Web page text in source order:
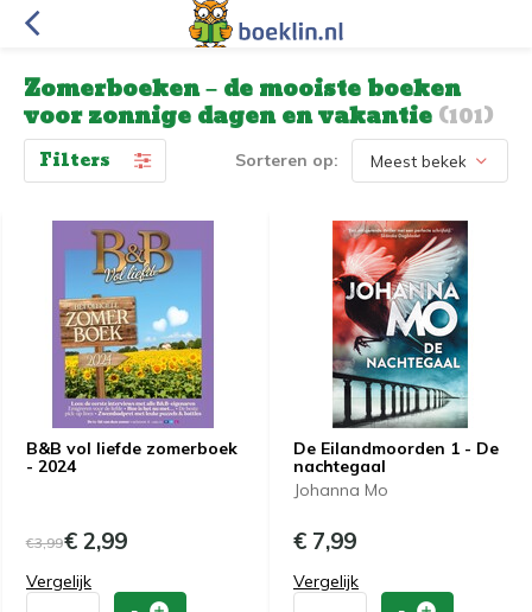
Zomerboeken – de mooiste boeken
voor zonnige dagen en vakantie(101)
Filters Sorteren op:
B&B vol liefde zomerboek
- 2024
€3,99€ 2,99
Vergelijk
De Eilandmoorden 1 - De
nachtegaal
Johanna Mo
€ 7,99
Vergelijk